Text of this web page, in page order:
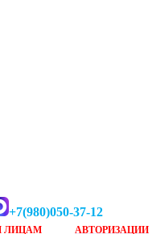
+7(980)050-37-12
ЛИЦАМ АВТОРИЗАЦИИ